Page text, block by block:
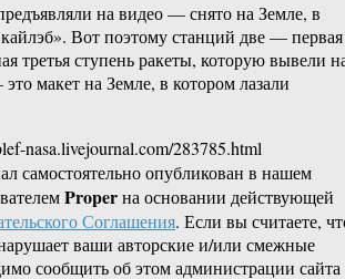
на видео — снято на Земле, в
Вот поэтому станций две — первая
третья ступень ракеты, которую вывели
макет на Земле, в котором лазали
nasa.livejournal.com/283785.html
самостоятельно опубликован в нашем
Properна основании действующей
Соглашения. Если вы считаете,
ваши авторские и/или смежные
сообщить об этом администрации сайта